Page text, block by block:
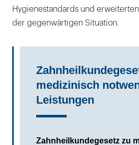
Hygienestandards und
der gegenwärtigen Situation.
medizinisch
Leistungen
Zahnheilkundegesetz zu